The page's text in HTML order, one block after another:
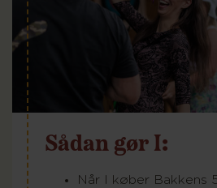
Sådan gør I:
Når I køber Bakkens